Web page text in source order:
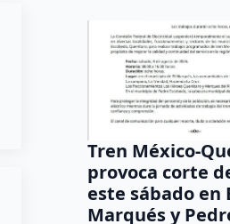
Tren México-
provoca corte
este sábado en
Marqués y